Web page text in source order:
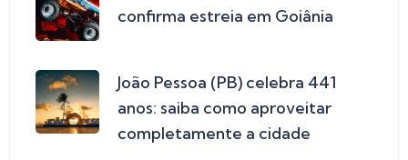
confirma estreia em Goiânia
João Pessoa (PB) celebra 441
anos: saiba como aproveitar
completamente a cidade